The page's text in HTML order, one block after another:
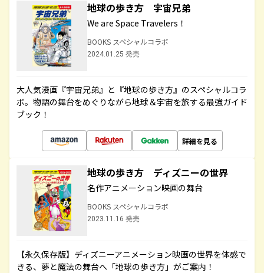
地球の歩き方 宇宙兄弟
We are Space Travelers！
BOOKS スペシャルコラボ
2024.01.25 発売
大人気漫画『宇宙兄弟』と『地球の歩き方』のスペシャルコラ
ボ。物語の舞台をめぐりながら地球＆宇宙を旅する最強ガイド
ブック！
詳細を見る
地球の歩き方 ディズニーの世界
名作アニメーション映画の舞台
BOOKS スペシャルコラボ
2023.11.16 発売
【永久保存版】ディズニーアニメーション映画の世界を体感で
きる、夢と魔法の舞台へ「地球の歩き方」がご案内！